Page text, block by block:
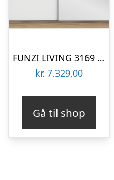
FUNZI LIVING 3169 garderobeskab, spejl, 2 skydelåger, 2 bøjlestænger, 2 skuffer – natur melamin
kr. 7.329,00
Gå til shop